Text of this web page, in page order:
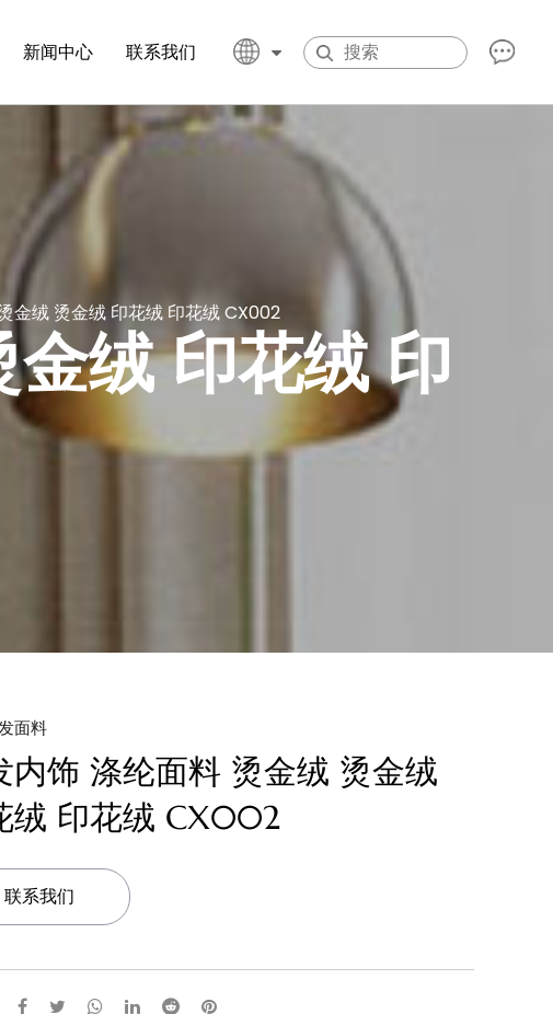
新闻中心 联系我们
金绒 烫金绒 印花绒 印花绒 CX002
绒 印花绒 印
面料
内饰 涤纶面料 烫金绒 烫金绒
绒 印花绒 CX002
联系我们